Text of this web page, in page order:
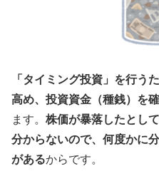
「タイミング投資」を行う
高め、投資資金（種銭）を
ます。 株価が暴落したとし
分からないので、何度かに
があるからです。